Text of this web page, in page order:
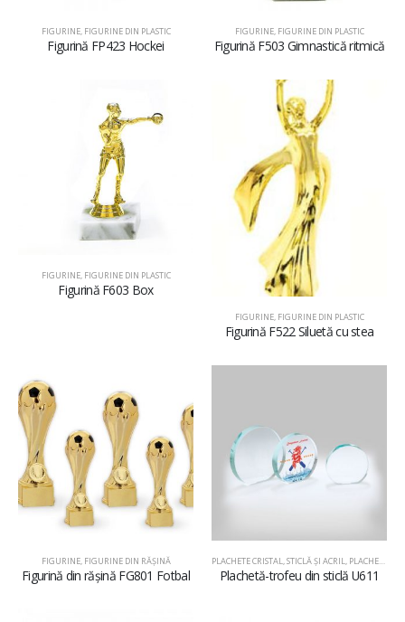
FIGURINE, FIGURINE DIN PLASTIC
Figurină FP423 Hockei
FIGURINE, FIGURINE DIN PLASTIC
Figurină F503 Gimnastică ritmică
FIGURINE, FIGURINE DIN PLASTIC
Figurină F603 Box
FIGURINE, FIGURINE DIN PLASTIC
Figurină F522 Siluetă cu stea
FIGURINE, FIGURINE DIN RĂŞINĂ
Figurină din rășină FG801 Fotbal
PLACHETE CRISTAL, STICLĂ ŞI ACRIL PLACHETE DIN STICLĂ
Plachetă-trofeu din sticlă U611